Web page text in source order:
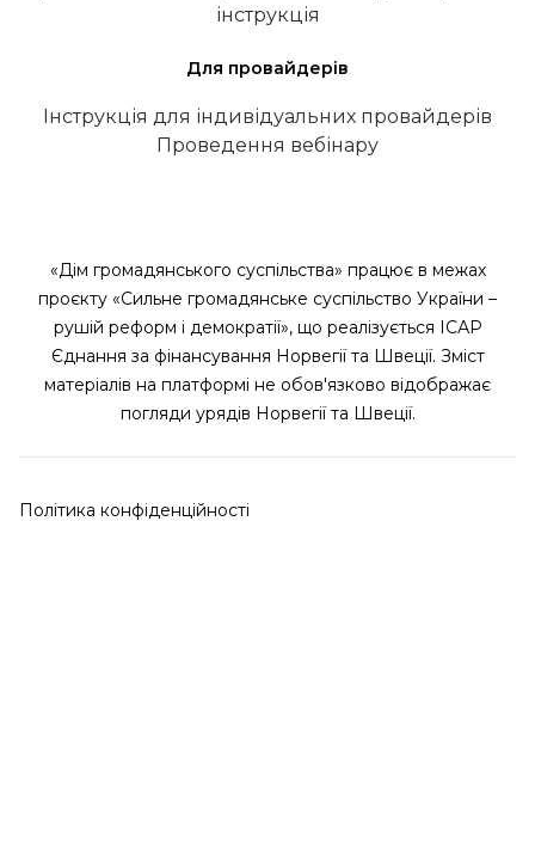
інструкція
Для провайдерів
Інструкція для індивідуальних провайдерів
Проведення вебінару
«Дім громадянського суспільства» працює в межах
проєкту «Сильне громадянське суспільство України –
рушій реформ і демократії», що реалізується ІСАР
Єднання за фінансування Норвегії та Швеції. Зміст
матеріалів на платформі не обов'язково відображає
погляди урядів Норвегії та Швеції.
Політика конфіденційності